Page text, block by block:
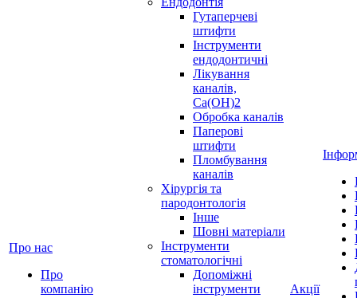
Про нас
Про
компанію
Гутаперчеві
штифти
Інструменти
ендодонтичні
Лікування
каналів,
Ca(OH)2
Обробка каналів
Паперові
штифти
Пломбування
каналів
Хірургія та
пародонтологія
Інше
Шовні матеріали
Інструменти
стоматологічні
Допоміжні
інструменти
Акції